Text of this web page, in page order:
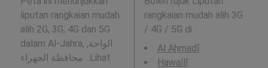
liputan rangkaian mudah
alih 2G, 3G, 4G dan 5G
dalam Al-Jahra, الواحة,
محافظة الجهراء . Lihat
rangkaian mudah alih 3G
/ 4G / 5G di :
Al Aḩmadī
Ḩawallī